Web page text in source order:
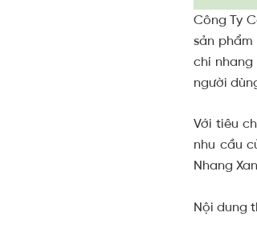
Công Ty
sản
chí
người
Với tiêu
nhu cầu
Nhang
Nội dung